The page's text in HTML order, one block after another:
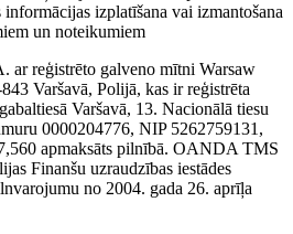
izplatīšana vai izmantošana
un noteikumiem
reģistrēto galveno mītni Warsaw
Varšavā, Polijā, kas ir reģistrēta
Varšavā, 13. Nacionālā tiesu
0000204776, NIP 5262759131,
apmaksāts pilnībā. OANDA TMS
Finanšu uzraudzības iestādes
no 2004. gada 26. aprīļa